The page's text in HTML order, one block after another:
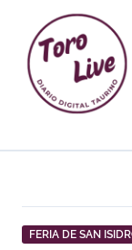
contenido
FERIA DE SAN